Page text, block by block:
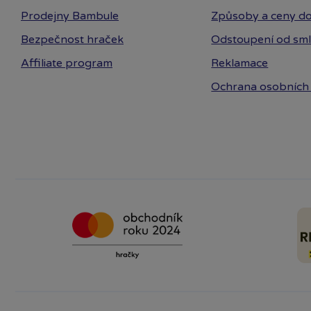
Prodejny Bambule
Bezpečnost hraček
Affiliate program
Způsoby a ceny
Odstoupení od
Reklamace
Ochrana osobních